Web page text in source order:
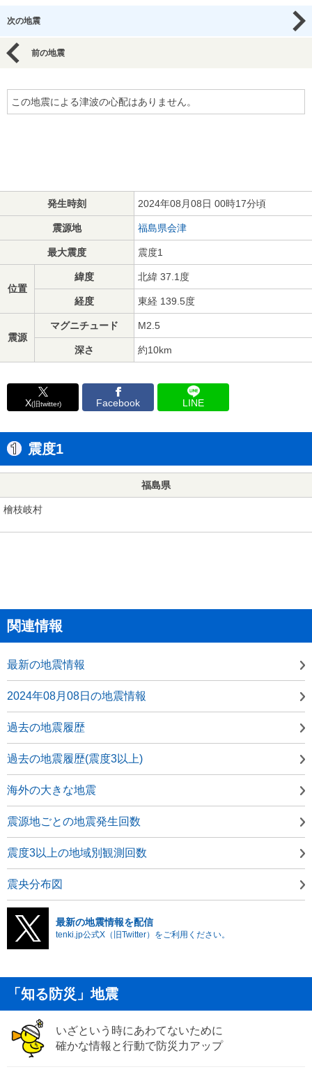
次の地震
前の地震
この地震による津波の心配はありません。
発生時刻 2024年08月08日 00時17分頃
震源地 福島県会津
最大震度 震度1
位置
緯度 北緯 37.1度
経度 東経 139.5度
震源
マグニチュード M2.5
深さ 約10km
X(旧twitter) Facebook LINE
震度1
福島県
檜枝岐村
関連情報
最新の地震情報
2024年08月08日の地震情報
過去の地震履歴
過去の地震履歴(震度3以上)
海外の大きな地震
震源地ごとの地震発生回数
震度3以上の地域別観測回数
震央分布図
最新の地震情報を配信
tenki.jp公式X（旧Twitter）をご利用ください。
「知る防災」地震
いざという時にあわてないために
確かな情報と行動で防災力アップ